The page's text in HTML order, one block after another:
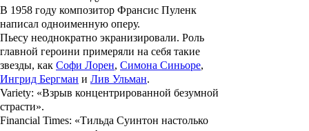
В 1958 году композитор Франсис Пуленк
написал одноименную оперу.
Пьесу неоднократно экранизировали. Роль
главной героини примеряли на себя такие
звезды, как Софи Лорен, Симона Синьоре,
Ингрид Бергман и Лив Ульман.
Variety: «Взрыв концентрированной безумной
страсти».
Financial Times: «Тильда Суинтон настолько